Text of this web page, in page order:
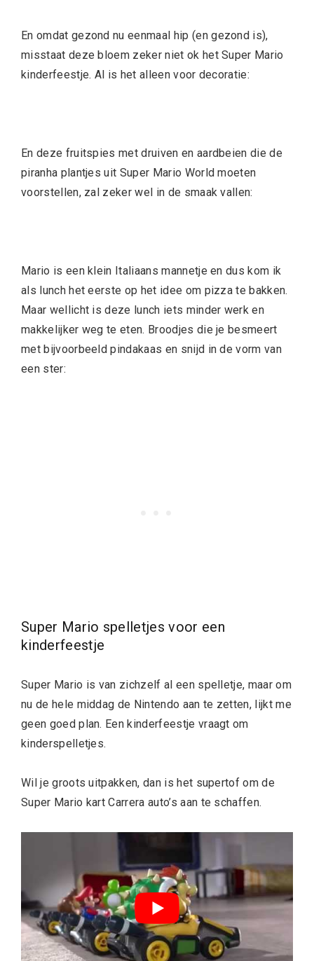
En omdat gezond nu eenmaal hip (en gezond is),
misstaat deze bloem zeker niet ok het Super Mario
kinderfeestje. Al is het alleen voor decoratie:
En deze fruitspies met druiven en aardbeien die de
piranha plantjes uit Super Mario World moeten
voorstellen, zal zeker wel in de smaak vallen:
Mario is een klein Italiaans mannetje en dus kom ik
als lunch het eerste op het idee om pizza te bakken.
Maar wellicht is deze lunch iets minder werk en
makkelijker weg te eten. Broodjes die je besmeert
met bijvoorbeeld pindakaas en snijd in de vorm van
een ster:
Super Mario spelletjes voor een
kinderfeestje
Super Mario is van zichzelf al een spelletje, maar om
nu de hele middag de Nintendo aan te zetten, lijkt me
geen goed plan. Een kinderfeestje vraagt om
kinderspelletjes.
Wil je groots uitpakken, dan is het supertof om de
Super Mario kart Carrera auto’s aan te schaffen.